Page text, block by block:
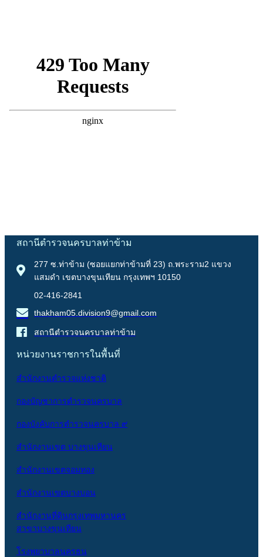
สถานีตำรวจนครบาลท่าข้าม
277 ซ.ท่าข้าม (ซอยแยกท่าข้ามที่ 23) ถ.พระราม2 แขวง
แสมดำ เขตบางขุนเทียน กรุงเทพฯ 10150
02-416-2841
thakham05.division9@gmail.com
สถานีตำรวจนครบาลท่าข้าม
หน่วยงานราชการในพื้นที่
สำนักงานตำรวจแห่งชาติ
กองบัญชาการตำรวจนครบาล
กองบังคับการตำรวจนครบาล ๙
สำนักงานเขต บางขุนเทียน
สำนักงานเขตจอมทอง
สำนักงานเขตบางบอน
สำนักงานที่ดินกรุงเทพมหานคร
สาขาบางขุนเทียน
โรงพยาบาลนครธน